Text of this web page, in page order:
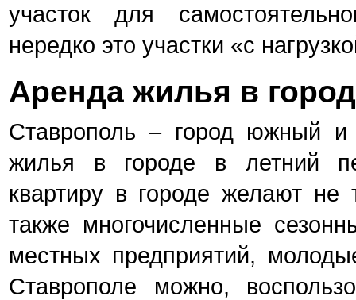
участок для
нередко это участки «с
Аренда жилья в
Ставрополь – город южный и
жилья в городе в летний
квартиру в городе желают не
также многочисленные
местных предприятий,
Ставрополе можно,